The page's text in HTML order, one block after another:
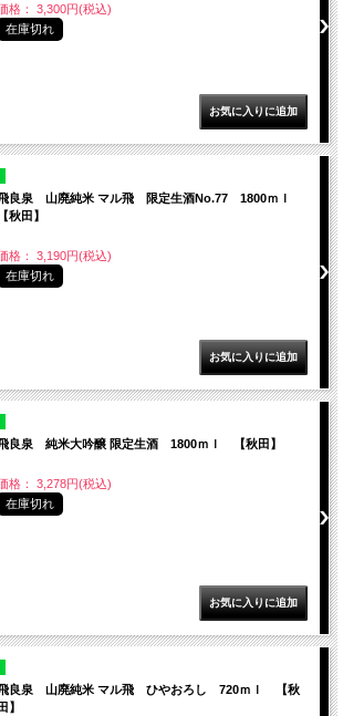
格： 3,300円(税込)
在庫切れ
良泉 山廃純米 マル飛 限定生酒No.77 1800ｍｌ
【秋田】
格： 3,190円(税込)
在庫切れ
良泉 純米大吟醸 限定生酒 1800ｍｌ 【秋田】
格： 3,278円(税込)
在庫切れ
良泉 山廃純米 マル飛 ひやおろし 720ｍｌ 【秋
田】